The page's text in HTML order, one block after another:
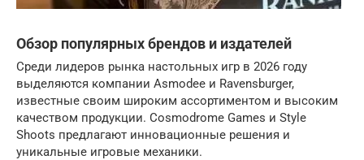
Обзор популярных брендов и издателей
Среди лидеров рынка настольных игр в 2026 году
выделяются компании Asmodee и Ravensburger,
известные своим широким ассортиментом и высоким
качеством продукции. Cosmodrome Games и Style
Shoots предлагают инновационные решения и
уникальные игровые механики.